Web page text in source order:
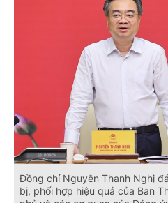
Đồng chí Nguyễn Thanh Nghị
bị, phối hợp hiệu quả của Ban